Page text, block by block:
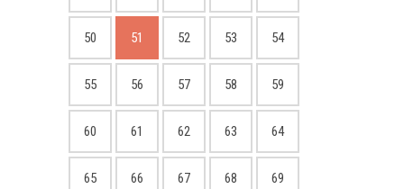
50 51 52 53 54
55 56 57 58 59
60 61 62 63 64
65 66 67 68 69